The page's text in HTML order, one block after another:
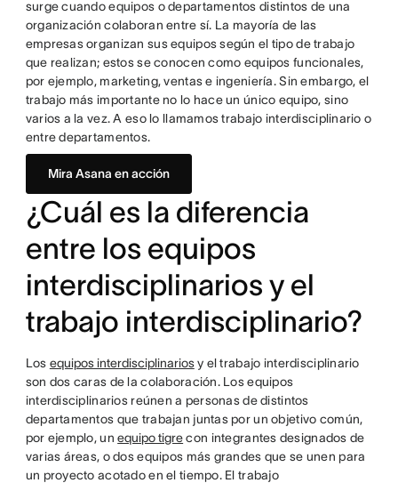
surge cuando equipos o departamentos distintos de una
organización colaboran entre sí. La mayoría de las
empresas organizan sus equipos según el tipo de trabajo
que realizan; estos se conocen como equipos funcionales,
por ejemplo, marketing, ventas e ingeniería. Sin embargo, el
trabajo más importante no lo hace un único equipo, sino
varios a la vez. A eso lo llamamos trabajo interdisciplinario o
entre departamentos.
Mira Asana en acción
¿Cuál es la diferencia
entre los equipos
interdisciplinarios y el
trabajo interdisciplinario?
Los equipos interdisciplinariosy el trabajo interdisciplinario
son dos caras de la colaboración. Los equipos
interdisciplinarios reúnen a personas de distintos
departamentos que trabajan juntas por un objetivo común,
por ejemplo, unequipo tigrecon integrantes designados de
varias áreas, o dos equipos más grandes que se unen para
un proyecto acotado en el tiempo. El trabajo